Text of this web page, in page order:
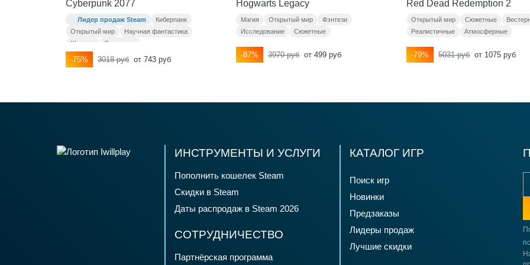
Cyberpunk 2077
Лидер продаж Steam
Киберпанк
Открытый мир
Научная фантастика
Шутеры
Сюжетные
-75% 3018 руб от 743 руб
Hogwarts Legacy
Магия Открытый мир
Фэнтези
Исследование
Сюжетные
-87% 3970 руб от 499 руб
Red Dead Redemption 2
Открытый мир Сюжетные
Реалистичные
Атмосферные
-79% 5031 руб от 1075 руб
ИНСТРУМЕНТЫ И УСЛУГИ
Пополнить кошелек Steam
Скидки в Steam
Даты распродаж в Steam 2026
СОТРУДНИЧЕСТВО
Партнёрская программа
КАТАЛОГ ИГР
Поиск игр
Новинки
Предзаказы
Лидеры продаж
Лучшие скидки